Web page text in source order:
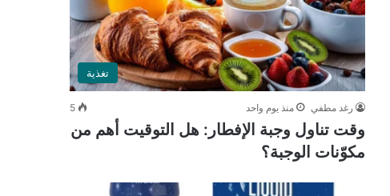
تغذية
رغد مطفي منذ يوم واحد 5
وقت تناول وجبة الإفطار: هل التوقيت أهم من
مكوّنات الوجبة؟